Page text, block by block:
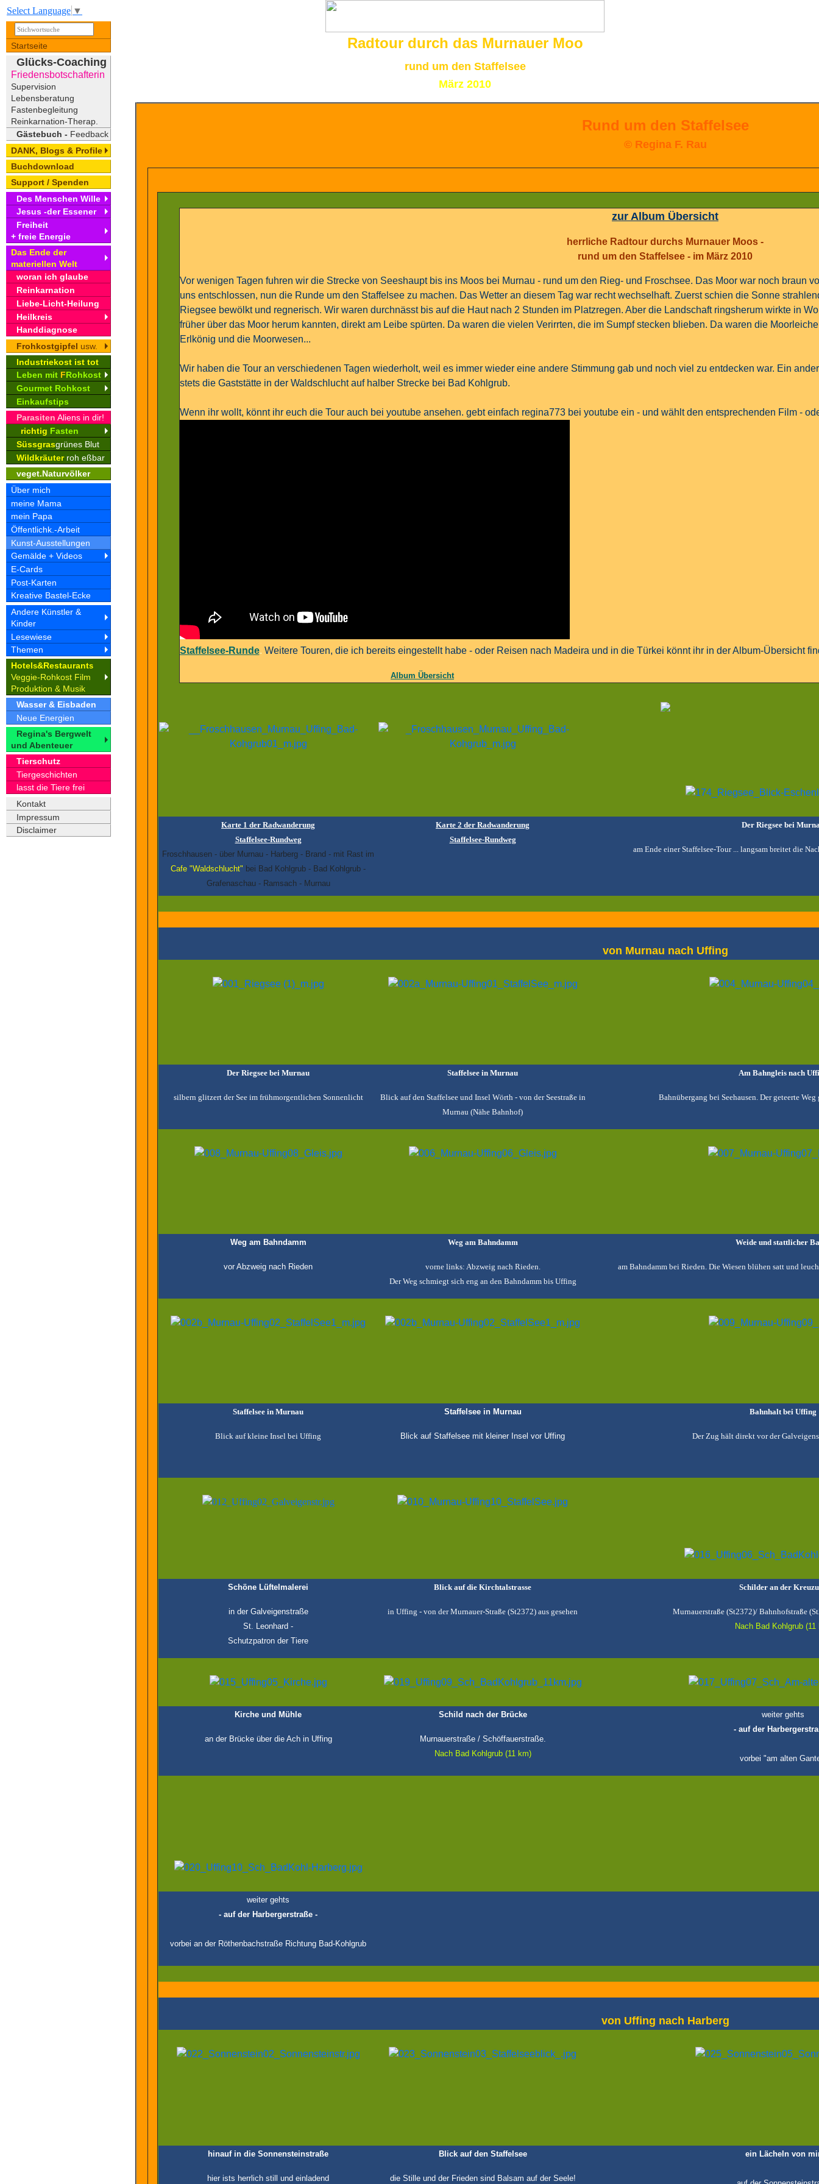
Select Language ▼
Startseite
Glücks-Coaching
Friedensbotschafterin
Supervision
Lebensberatung
Fastenbegleitung
Reinkarnation-Therap.
Gästebuch - Feedback
DANK, Blogs & Profile
Buchdownload
Support / Spenden
Des Menschen Wille
Jesus -der Essener
Freiheit
+ freie Energie
Das Ende der
materiellen Welt
woran ich glaube
Reinkarnation
Liebe-Licht-Heilung
Heilkreis
Handdiagnose
Frohkostgipfel usw.
Industriekost ist tot
Leben mit FRohkost
Gourmet Rohkost
Einkaufstips
Parasiten Aliens in dir!
richtig Fasten
Süssgrasgrünes Blut
Wildkräuterroh eßbar
veget.Naturvölker
Über mich
meine Mama
mein Papa
Öffentlichk.-Arbeit
Kunst-Ausstellungen
Gemälde + Videos
E-Cards
Post-Karten
Kreative Bastel-Ecke
Andere Künstler &
Kinder
Lesewiese
Themen
Hotels&Restaurants
Veggie-Rohkost Film
Produktion & Musik
Wasser & Eisbaden
Neue Energien
Regina's Bergwelt
und Abenteuer
Tierschutz
Tiergeschichten
lasst die Tiere frei
Kontakt
Impressum
Disclaimer
Radtour durch das Murnauer Moo
rund um den Staffelsee
März 2010
Rund um den Staffelsee
© Regina F. Rau
zur Album Übersicht
herrliche Radtour durchs Murnauer Moos -
rund um den Staffelsee - im März 2010
Vor wenigen Tagen fuhren wir die Strecke von Seeshaupt bis ins Moos bei Murnau - rund um den Rieg- und Froschsee. Das Moor war noch braun
uns entschlossen, nun die Runde um den Staffelsee zu machen. Das Wetter an diesem Tag war recht wechselhaft. Zuerst schien die Sonne
Riegsee bewölkt und regnerisch. Wir waren durchnässt bis auf die Haut nach 2 Stunden im Platzregen. Aber die Landschaft ringsherum wirkte in
früher über das Moor herum kannten, direkt am Leibe spürten. Da waren die vielen Verirrten, die im Sumpf stecken blieben. Da waren die
Erlkönig und die Moorwesen...
Wir haben die Tour an verschiedenen Tagen wiederholt, weil es immer wieder eine andere Stimmung gab und noch viel zu entdecken war. Ein
stets die Gaststätte in der Waldschlucht auf halber Strecke bei Bad Kohlgrub.
Wenn ihr wollt, könnt ihr euch die Tour auch bei youtube ansehen. gebt einfach regina773 bei youtube ein - und wählt den entsprechenden Film -
Staffelsee-Runde. Weitere Touren, die ich bereits eingestellt habe - oder Reisen nach Madeira und in die Türkei könnt ihr in der Album-Übersicht
Album Übersicht
Karte 1 der Radwanderung
Staffelsee-Rundweg
Froschhausen - über Murnau - Harberg - Brand - mit Rast im
Cafe "Waldschlucht" bei Bad Kohlgrub - Bad Kohlgrub -
Grafenaschau - Ramsach - Murnau
Karte 2 der Radwanderung
Staffelsee-Rundweg
Der Riegsee bei
am Ende einer Staffelsee-Tour ... langsam breitet die
von Murnau nach Uffing
Der Riegsee bei Murnau
silbern glitzert der See im frühmorgentlichen Sonnenlicht
Staffelsee in Murnau
Blick auf den Staffelsee und Insel Wörth - von der Seestraße in
Murnau (Nähe Bahnhof)
Am Bahngleis nach
Bahnübergang bei Seehausen. Der geteerte
Weg am Bahndamm
vor Abzweig nach Rieden
Weg am Bahndamm
vorne links: Abzweig nach Rieden.
Der Weg schmiegt sich eng an den Bahndamm bis Uffing
Weide und stattlicher
am Bahndamm bei Rieden. Die Wiesen blühen satt und
Staffelsee in Murnau
Blick auf kleine Insel bei Uffing
Staffelsee in Murnau
Blick auf Staffelsee mit kleiner Insel vor Uffing
Bahnhalt bei Uffing
Der Zug hält direkt vor der
Schöne Lüftelmalerei
in der Galveigenstraße
St. Leonhard -
Schutzpatron der Tiere
Blick auf die Kirchtalstrasse
in Uffing - von der Murnauer-Straße (St2372) aus gesehen
Schilder an der
Murnauerstraße (St2372)/ Bahnhofstraße
Nach Bad Kohlgrub (11
Kirche und Mühle
an der Brücke über die Ach in Uffing
Schild nach der Brücke
Murnauerstraße / Schöffauerstraße.
Nach Bad Kohlgrub (11 km)
weiter gehts
- auf der
vorbei "am alten
weiter gehts
- auf der Harbergerstraße -
vorbei an der Röthenbachstraße Richtung Bad-Kohlgrub
von Uffing nach Harberg
hinauf in die Sonnensteinstraße
hier ists herrlich still und einladend
Blick auf den Staffelsee
die Stille und der Frieden sind Balsam auf der Seele!
ein Lächeln von